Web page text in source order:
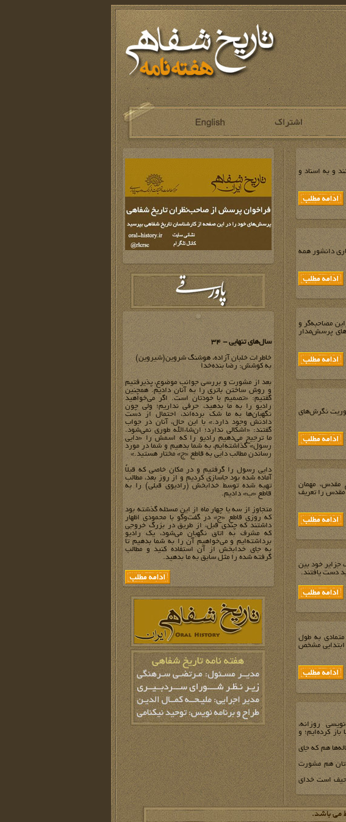
و به اسناد و
دانشور همه
مصاحبه‌گر و
پرسش‌مدار
نگرش‌های
مقدس، مهمان
دفاع مقدس را تعریف
جزایر خود بین
به طول
ابتدایی مشخص
روزانه،
کرده‌ايم؛ و
هم که جاي
هم مشورت
حيف است خداي
سال‌های تنهایی - 34
خاطرات خلبان آزاده، هوشنگ شروین(شیروین)
به کوشش: رضا بنده‌خدا
بعد از مشورت و بررسی جوانب موضوع، پذیرفتیم
و روش ساختن باتری را به آنان دادیم. همچنین
گفتیم: «تصمیم با خودتان است. اگر می‌خواهید
رادیو را به ما بدهید، حرفی نداریم؛ ولی چون
نگهبان‌ها به ما شک برده‌اند، احتمال از دست
دادنش وجود دارد.» با این حال، آنان در جواب
گفتند: «اشکالی ندارد؛ ان‌شاءالله طوری نمی‌شود.
ما ترجیح می‌دهیم رادیو را که اسمش را «دایی
رسول» گذاشته‌ایم، به شما بدهیم و شما در مورد
رساندن مطالب دایی به قاطع «ج» مختار هستید.»
دایی رسول را گرفتیم و در مکان خاصی که قبلاً
آماده شده بود جاسازی کردیم و از روز بعد، مطالب
تهیه شده توسط خدابخش (رادیوی قبلی) را به
قاطع «ب» دادیم.
متجاوز از سه یا چهار ماه از این مسئله گذشته بود
که روزی قاطع «ج» در گفت‌وگو با محمودی اظهار
داشتند که چندی قبل، از طریق در بزرگ خروجی
که مشرف به اتاق نگهبان می‌شود، یک رادیو
برداشته‌ایم و می‌خواهیم آن را به شما بدهیم تا
به جای خدابخش از آن استفاده کنید و مطالب
گرفته شده را مثل سابق به ما بدهید.
می باشد.